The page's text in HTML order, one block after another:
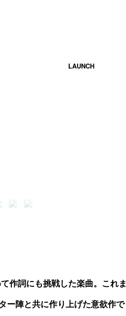
LAUNCH
作詞にも挑戦した楽曲。これま
ー陣と共に作り上げた意欲作で